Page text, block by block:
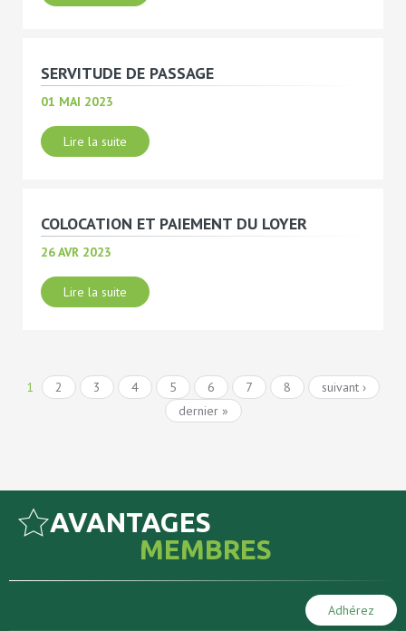
SERVITUDE DE PASSAGE
01 MAI 2023
Lire la suite
COLOCATION ET PAIEMENT DU LOYER
26 AVR 2023
Lire la suite
1 2 3 4 5 6 7 8
suivant ›
dernier »
AVANTAGES
MEMBRES
Adhérez